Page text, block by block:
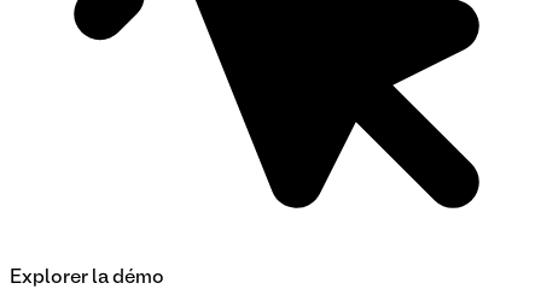
Explorer la démo